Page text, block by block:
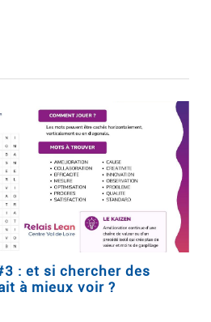
: et si chercher des
à mieux voir ?